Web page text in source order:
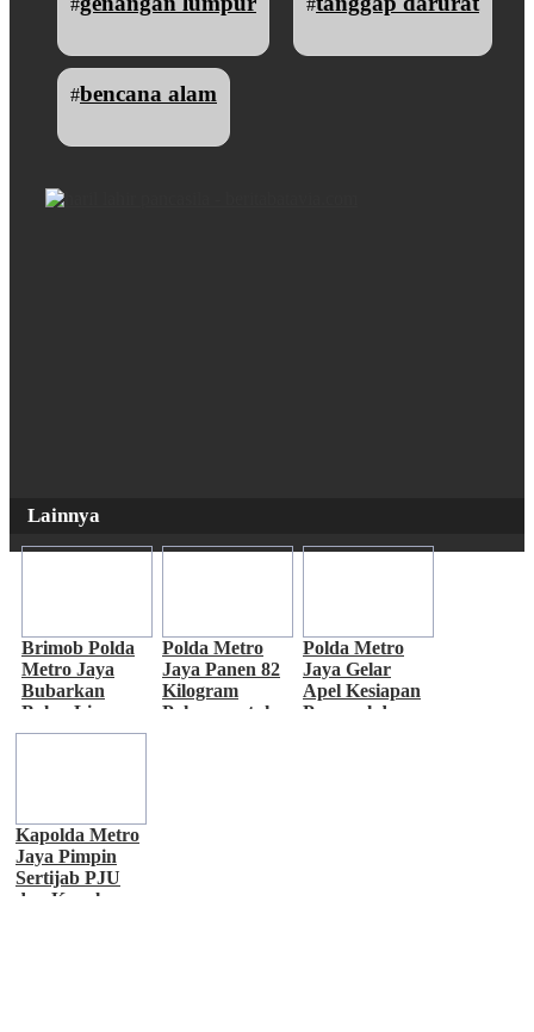
# #
#bencana alam
Lainnya
Brimob Polda
Metro Jaya
Bubarkan
Balap Liar,
Sembilan
Polda Metro
Jaya Panen 82
Kilogram
Pakcoy untuk
Polda Metro
Jaya Gelar
Apel Kesiapan
Personel dan
Kapolda Metro
Jaya Pimpin
Sertijab PJU
dan Kapolres